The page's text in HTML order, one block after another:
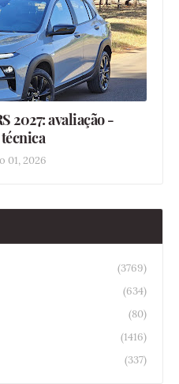
2027: avaliação -
01, 2026
(3769)
(634)
(80)
(1416)
(337)